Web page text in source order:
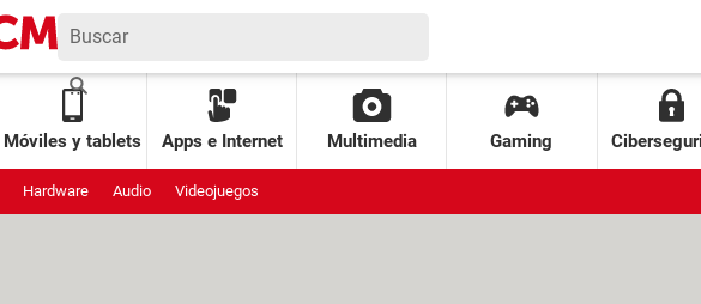
Móviles y tablets Apps e Internet Multimedia Gaming
Hardware Audio Videojuegos